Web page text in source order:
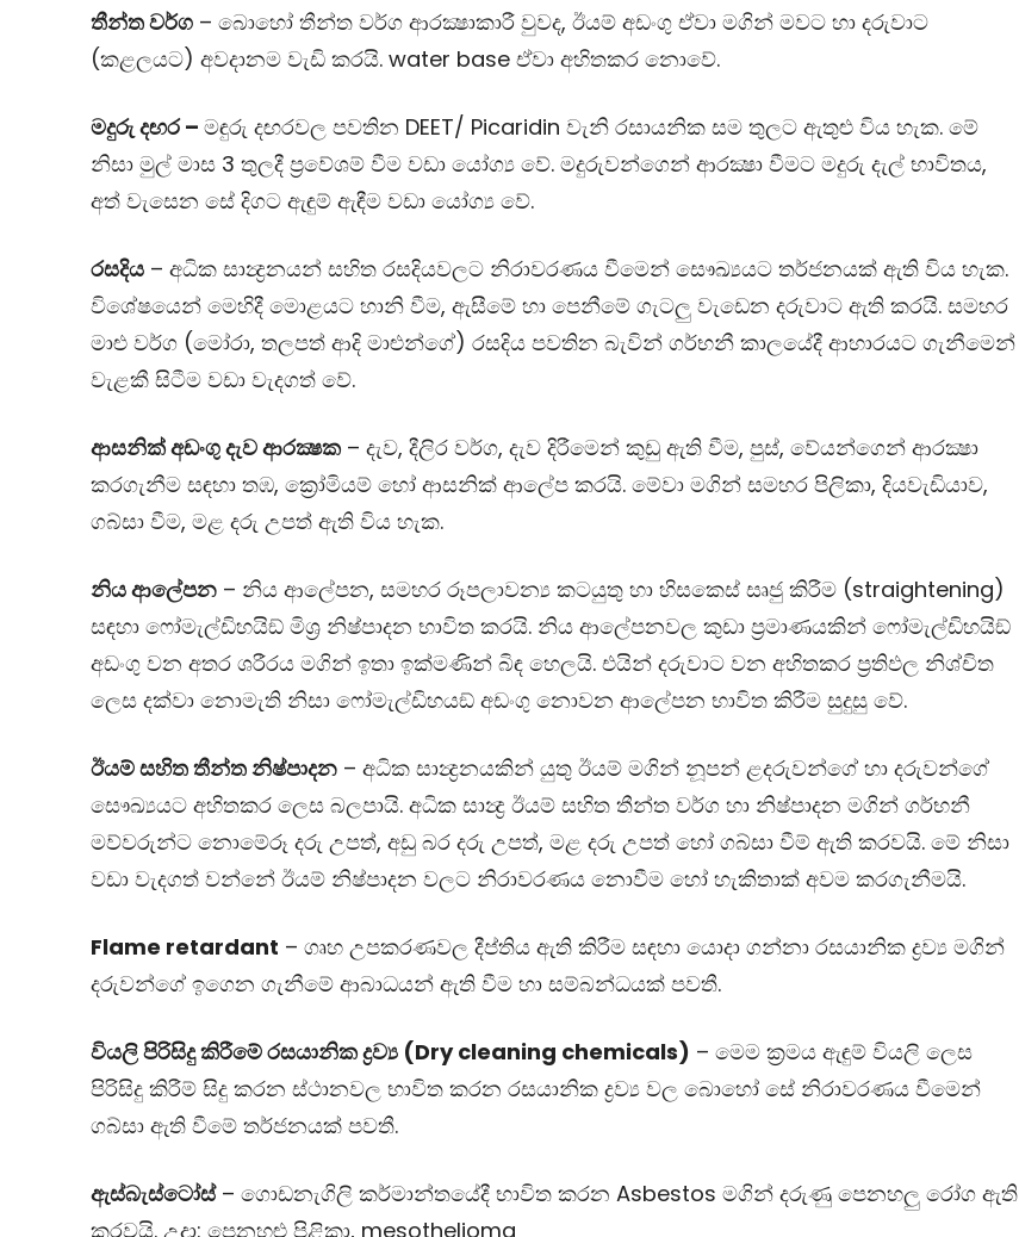
තීන්ත වර්ග – බොහෝ තීන්ත වර්ග ආරක්‍ෂාකාරී වුවද, ඊයම් අඩංගු ඒවා මගින් මවට හා දරුවාට
(කළලයට) අවදානම වැඩි කරයි. water base ඒවා අහිතකර නොවේ.
මදුරු දඟර – මඳුරු දඟරවල පවතින DEET/ Picaridin වැනි රසායනික සම තුලට ඇතුළු විය හැක. මේ
නිසා මුල් මාස 3 තුලදී ප‍්‍රවේශම් වීම වඩා යෝග්‍ය වේ. මදුරුවන්ගෙන් ආරක්‍ෂා වීමට මදුරු දැල් භාවිතය,
අත් වැසෙන සේ දිගට ඇඳුම් ඇඳීම වඩා යෝග්‍ය වේ.
රසදිය – අධික සාන්‍ද්‍රනයන් සහිත රසදියවලට නිරාවරණය වීමෙන් සෞඛ්‍යයට තර්ජනයක් ඇති විය හැක.
විශේෂයෙන් මෙහිදී මොළයට හානි වීම, ඇසීමේ හා පෙනීමේ ගැටලු වැඩෙන දරුවාට ඇති කරයි. සමහර
මාළු වර්ග (මෝරා, තලපත් ආදි මාළුන්ගේ) රසදිය පවතින බැවින් ගර්භනී කාලයේදී ආහාරයට ගැනීමෙන්
වැළකී සිටීම වඩා වැදගත් වේ.
ආසනික් අඩංගු දැව ආරක්‍ෂක – දැව, දීලිර වර්ග, දැව දිරීමෙන් කුඩු ඇති වීම, පුස්, වේයන්ගෙන් ආරක්‍ෂා
කරගැනීම සඳහා තඹ, ක්‍රෝමියම් හෝ ආසනික් ආලේප කරයි. මේවා මගින් සමහර පිලිකා, දියවැඩියාව,
ගබ්සා වීම, මළ දරු උපත් ඇති විය හැක.
නිය ආලේපන – නිය ආලේපන, සමහර රූපලාවන්‍ය කටයුතු හා හිසකෙස් සෘජු කිරීම (straightening)
සඳහා ෆෝමැල්ඩිහයිඞ් මිශ‍්‍ර නිෂ්පාදන භාවිත කරයි. නිය ආලේපනවල කුඩා ප‍්‍රමාණයකින් ෆෝමැල්ඩිහයිඞ්
අඩංගු වන අතර ශරීරය මගින් ඉතා ඉක්මණින් බිඳ හෙලයි. එයින් දරුවාට වන අහිතකර ප‍්‍රතිඵල නිශ්චිත
ලෙස දක්වා නොමැති නිසා ෆෝමැල්ඩිහයඞ් අඩංගු නොවන ආලේපන භාවිත කිරීම සුදුසු වේ.
ඊයම් සහිත තීන්ත නිෂ්පාදන – අධික සාන්‍ද්‍රනයකින් යුතු ඊයම් මගින් නූපන් ළදරුවන්ගේ හා දරුවන්ගේ
සෞඛ්‍යයට අහිතකර ලෙස බලපායි. අධික සාන්‍ද්‍ර ඊයම් සහිත තීන්ත වර්ග හා නිෂ්පාදන මගින් ගර්භනී
මව්වරුන්ට නොමේරූ දරු උපත්, අඩු බර දරු උපත්, මළ දරු උපත් හෝ ගබ්සා වීම් ඇති කරවයි. මේ නිසා
වඩා වැදගත් වන්නේ ඊයම් නිෂ්පාදන වලට නිරාවරණය නොවීම හෝ හැකිතාක් අවම කරගැනීමයි.
Flame retardant – ගෘහ උපකරණවල දීප්තිය ඇති කිරීම සඳහා යොදා ගන්නා රසයානික ද්‍රව්‍ය මගින්
දරුවන්ගේ ඉගෙන ගැනීමේ ආබාධයන් ඇති වීම හා සම්බන්ධයක් පවතී.
වියලි පිරිසිදු කිරීමේ රසයානික ද්‍රව්‍ය (Dry cleaning chemicals) – මෙම ක‍්‍රමය ඇඳුම් වියලි ලෙස
පිරිසිදු කිරීම් සිදු කරන ස්ථානවල භාවිත කරන රසයානික ද්‍රව්‍ය වල බොහෝ සේ නිරාවරණය වීමෙන්
ගබ්සා ඇති වීමේ තර්ජනයක් පවතී.
ඇස්බැස්ටෝස්– ගොඩනැගිලි කර්මාන්තයේදී භාවිත කරන Asbestos මගින් දරුණු පෙනහලු රෝග ඇති
කරවයි. උදා: පෙනහළු පිළිකා, mesothelioma